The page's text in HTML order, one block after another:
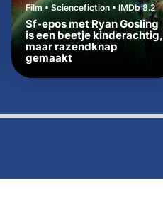
Film • Sciencefiction • IMDb 8.2
Sf-epos met Ryan Gosling
is een beetje kinderachtig,
maar razendknap
gemaakt